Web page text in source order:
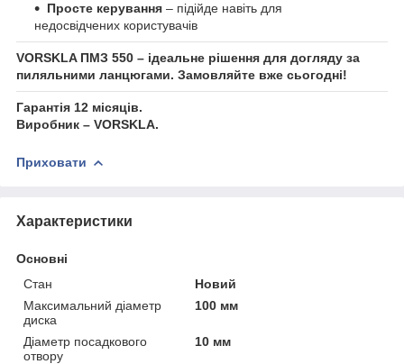
Просте керування – підійде навіть для
недосвідчених користувачів
VORSKLA ПМЗ 550 – ідеальне рішення для догляду за
пиляльними ланцюгами. Замовляйте вже сьогодні!
Гарантія 12 місяців.
Виробник – VORSKLA.
Приховати
Характеристики
Основні
Стан
Новий
Максимальний діаметр
диска
100 мм
Діаметр посадкового
отвору
10 мм